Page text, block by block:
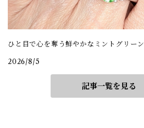
ひと目で心を奪う鮮やかなミントグリーン
2026/8/5
記事一覧を見る